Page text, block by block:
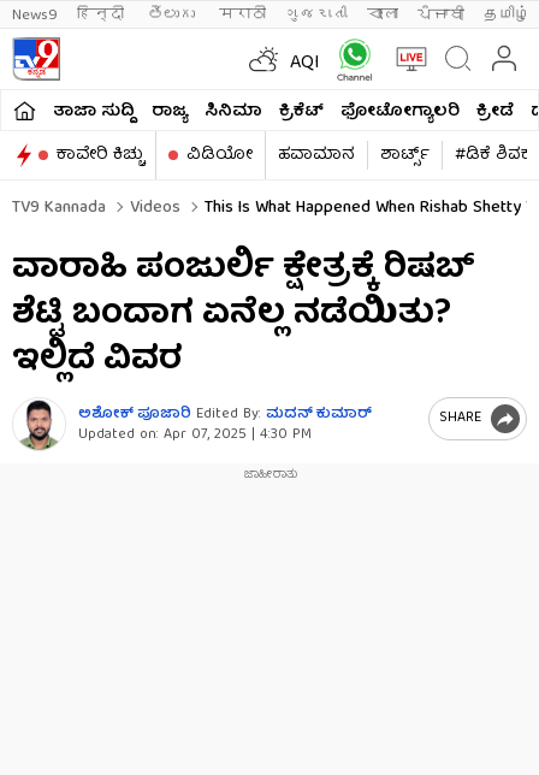
News9 हिन्दी తెలుగు मराठी ગુજરાતી বাংলা ਪੰਜਾਬੀ தமிழ்
AQI
ತಾಜಾ ಸುದ್ದಿ ರಾಜ್ಯ ಸಿನಿಮಾ ಕ್ರಿಕೆಟ್​ ಫೋಟೋಗ್ಯಾಲರಿ ಕ್ರೀಡೆ
ಕಾವೇರಿ ಕಿಚ್ಚು
ವಿಡಿಯೋ ಹವಾಮಾನ ಶಾರ್ಟ್ಸ್​
#ಡಿಕೆ
TV9 Kannada
Videos This Is What Happened When Rishab Shetty
ವಾರಾಹಿ ಪಂಜುರ್ಲಿ ಕ್ಷೇತ್ರಕ್ಕೆ ರಿಷಬ್
ಶೆಟ್ಟಿ ಬಂದಾಗ ಏನೆಲ್ಲ ನಡೆಯಿತು?
ಇಲ್ಲಿದೆ ವಿವರ
ಅಶೋಕ್​ ಪೂಜಾರಿ Edited By: ಮದನ್​ ಕುಮಾರ್​
Updated on: Apr 07, 2025 | 4:30 PM
SHARE